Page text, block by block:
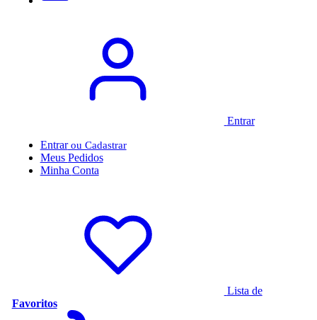
Entrar
Entrar
Meus Pedidos
Minha Conta
Lista de
Favoritos